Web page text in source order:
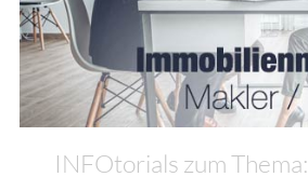
INFOtorials zum Thema: